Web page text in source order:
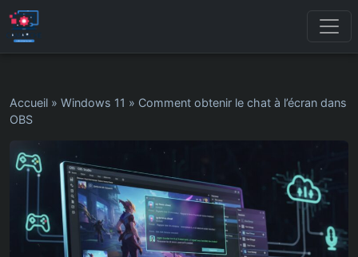
Accueil » Windows 11 » Comment obtenir le chat à l’écran dans
OBS